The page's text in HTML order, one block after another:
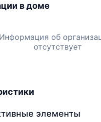
в доме
Информация об
отсутствует
элементы